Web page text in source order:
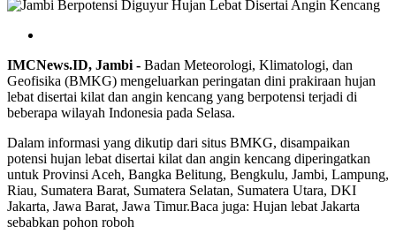
IMCNews.ID, Jambi - Badan Meteorologi, Klimatologi, dan
Geofisika (BMKG) mengeluarkan peringatan dini prakiraan hujan
lebat disertai kilat dan angin kencang yang berpotensi terjadi di
beberapa wilayah Indonesia pada Selasa.
Dalam informasi yang dikutip dari situs BMKG, disampaikan
potensi hujan lebat disertai kilat dan angin kencang diperingatkan
untuk Provinsi Aceh, Bangka Belitung, Bengkulu, Jambi, Lampung,
Riau, Sumatera Barat, Sumatera Selatan, Sumatera Utara, DKI
Jakarta, Jawa Barat, Jawa Timur.Baca juga: Hujan lebat Jakarta
sebabkan pohon roboh